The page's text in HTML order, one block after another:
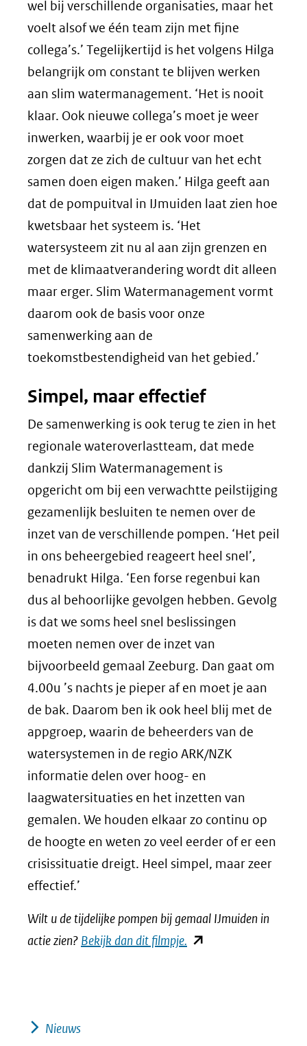
wel bij verschillende organisaties, maar het
voelt alsof we één team zijn met fijne
collega’s.’ Tegelijkertijd is het volgens Hilga
belangrijk om constant te blijven werken
aan slim watermanagement. ‘Het is nooit
klaar. Ook nieuwe collega’s moet je weer
inwerken, waarbij je er ook voor moet
zorgen dat ze zich de cultuur van het echt
samen doen eigen maken.’ Hilga geeft aan
dat de pompuitval in IJmuiden laat zien hoe
kwetsbaar het systeem is. ‘Het
watersysteem zit nu al aan zijn grenzen en
met de klimaatverandering wordt dit alleen
maar erger. Slim Watermanagement vormt
daarom ook de basis voor onze
samenwerking aan de
toekomstbestendigheid van het gebied.’
Simpel, maar effectief
De samenwerking is ook terug te zien in het
regionale wateroverlastteam, dat mede
dankzij Slim Watermanagement is
opgericht om bij een verwachtte peilstijging
gezamenlijk besluiten te nemen over de
inzet van de verschillende pompen. ‘Het peil
in ons beheergebied reageert heel snel’,
benadrukt Hilga. ‘Een forse regenbui kan
dus al behoorlijke gevolgen hebben. Gevolg
is dat we soms heel snel beslissingen
moeten nemen over de inzet van
bijvoorbeeld gemaal Zeeburg. Dan gaat om
4.00u ’s nachts je pieper af en moet je aan
de bak. Daarom ben ik ook heel blij met de
appgroep, waarin de beheerders van de
watersystemen in de regio ARK/NZK
informatie delen over hoog- en
laagwatersituaties en het inzetten van
gemalen. We houden elkaar zo continu op
de hoogte en weten zo veel eerder of er een
crisissituatie dreigt. Heel simpel, maar zeer
effectief.’
Wilt u de tijdelijke pompen bij gemaal IJmuiden in
actie zien? Bekijk dan dit filmpje. (opent
Nieuws